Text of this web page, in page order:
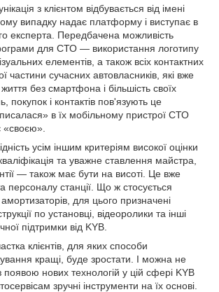
з клієнтом відбувається від імені
випадку надає платформу і виступає в
експерта. Передбачена можливість
для СТО — використання логотипу
елементів, а також всіх контактних
частини сучасних автовласників, які вже
без смартфона і більшість своїх
покупок і контактів пов'язують це
в їх мобільному пристрої СТО
«своєю».
усім іншим критеріям високої оцінки
та уважне ставлення майстра,
— також має бути на висоті. Це вже
персоналу станції. Що ж стосується
для цього призначені
по установці, відеоролики та інші
підтримки від KYB.
клієнтів, для яких способи
кращі, буде зростати. І можна не
нових технологій у цій сфері KYB
зручні інструменти на їх основі.